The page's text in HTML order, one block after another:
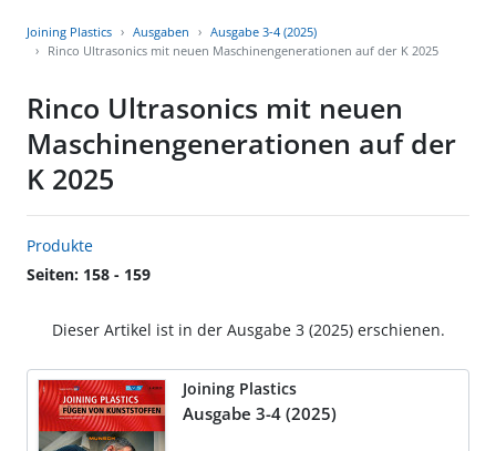
Joining Plastics Ausgaben
Ausgabe 3-4 (2025)
Rinco Ultrasonics mit neuen Maschinengenerationen auf der K 2025
Rinco Ultrasonics mit neuen
Maschinengenerationen auf der
K 2025
Produkte
Seiten: 158 - 159
Dieser Artikel ist in der Ausgabe 3 (2025) erschienen.
Joining Plastics
Ausgabe 3-4 (2025)